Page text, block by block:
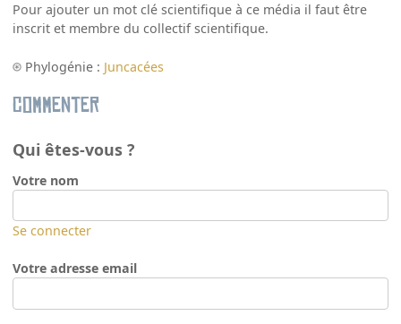
Pour ajouter un mot clé scientifique à ce média il faut être
inscrit et membre du collectif scientifique.
Phylogénie : Juncacées
Commenter
Qui êtes-vous ?
Votre nom
Se connecter
Votre adresse email